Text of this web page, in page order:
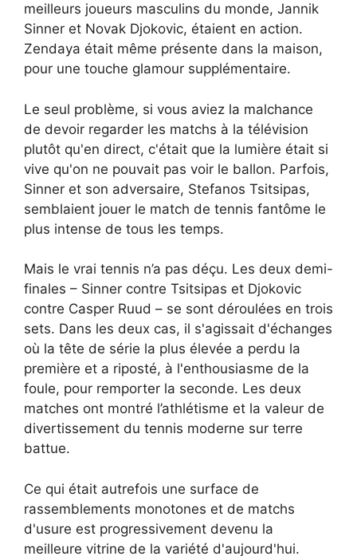
meilleurs joueurs masculins du monde, Jannik
Sinner et Novak Djokovic, étaient en action.
Zendaya était même présente dans la maison,
pour une touche glamour supplémentaire.
Le seul problème, si vous aviez la malchance
de devoir regarder les matchs à la télévision
plutôt qu'en direct, c'était que la lumière était si
vive qu'on ne pouvait pas voir le ballon. Parfois,
Sinner et son adversaire, Stefanos Tsitsipas,
semblaient jouer le match de tennis fantôme le
plus intense de tous les temps.
Mais le vrai tennis n’a pas déçu. Les deux demi-
finales – Sinner contre Tsitsipas et Djokovic
contre Casper Ruud – se sont déroulées en trois
sets. Dans les deux cas, il s'agissait d'échanges
où la tête de série la plus élevée a perdu la
première et a riposté, à l'enthousiasme de la
foule, pour remporter la seconde. Les deux
matches ont montré l’athlétisme et la valeur de
divertissement du tennis moderne sur terre
battue.
Ce qui était autrefois une surface de
rassemblements monotones et de matchs
d'usure est progressivement devenu la
meilleure vitrine de la variété d'aujourd'hui.